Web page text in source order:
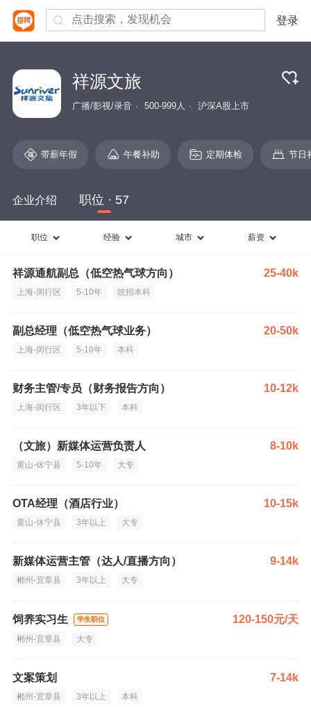
登录
祥源文旅
广播/影视/录音 500-999人 沪深A股上市
带薪年假 午餐补助 定期体检 节日
企业介绍 职位 · 57
职位 经验 城市 薪资
祥源通航副总（低空热气球方向） 25-40k
上海-闵行区 5-10年 统招本科
副总经理（低空热气球业务） 20-50k
上海-闵行区 5-10年 本科
财务主管/专员（财务报告方向） 10-12k
上海-闵行区 3年以下 本科
（文旅）新媒体运营负责人 8-10k
黄山-休宁县 5-10年 大专
OTA经理（酒店行业） 10-15k
黄山-休宁县 3年以上 大专
新媒体运营主管（达人/直播方向） 9-14k
郴州-宜章县 3年以上 大专
饲养实习生 学生职位 120-150元/天
郴州-宜章县 大专
文案策划 7-14k
郴州-宜章县 3年以上 本科